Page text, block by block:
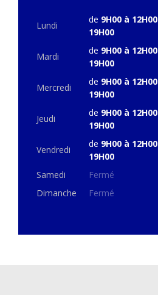
Lundi
de 9H00 à 12H00
19H00
Mardi
de 9H00 à 12H00
19H00
Mercredi
de 9H00 à 12H00
19H00
Jeudi
de 9H00 à 12H00
19H00
Vendredi
de 9H00 à 12H00
19H00
Samedi
Fermé
Dimanche
Fermé